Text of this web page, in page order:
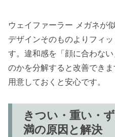
ウェイファーラー メガネが
デザインそのものよりフィ
す。違和感を「顔に合わな
のかを分解すると改善でき
用意しておくと安心です。
きつい・重い・
満の原因と解決